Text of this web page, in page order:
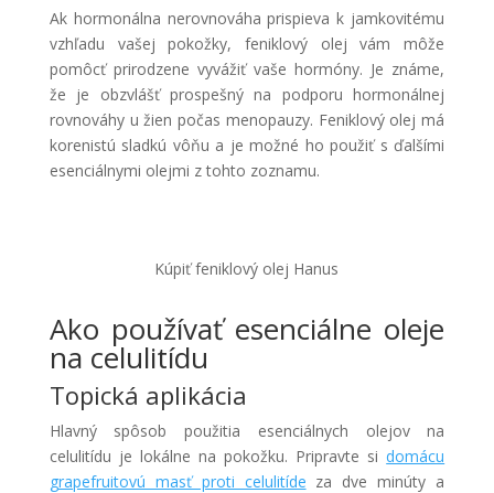
Ak hormonálna nerovnováha prispieva k jamkovitému
vzhľadu vašej pokožky, feniklový olej vám môže
pomôcť prirodzene vyvážiť vaše hormóny. Je známe,
že je obzvlášť prospešný na podporu hormonálnej
rovnováhy u žien počas menopauzy. Feniklový olej má
korenistú sladkú vôňu a je možné ho použiť s ďalšími
esenciálnymi olejmi z tohto zoznamu.
Kúpiť feniklový olej Hanus
Ako používať esenciálne oleje
na celulitídu
Topická aplikácia
Hlavný spôsob použitia esenciálnych olejov na
celulitídu je lokálne na pokožku. Pripravte sidomácu
grapefruitovú masť proti celulitíde za dve minúty a